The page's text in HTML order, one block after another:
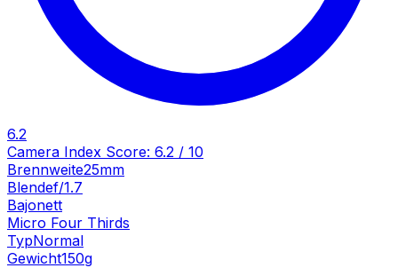
6.2
Camera Index Score: 6.2 / 10
Brennweite25mm
Blendef/1.7
Bajonett
Micro Four Thirds
TypNormal
Gewicht150g